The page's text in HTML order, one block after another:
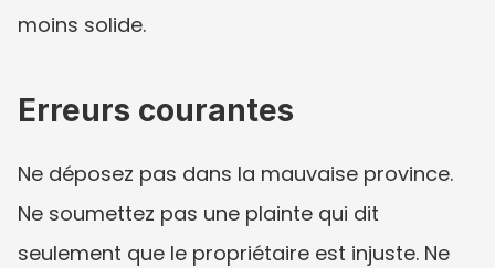
moins solide.
Erreurs courantes
Ne déposez pas dans la mauvaise province.
Ne soumettez pas une plainte qui dit
seulement que le propriétaire est injuste. Ne